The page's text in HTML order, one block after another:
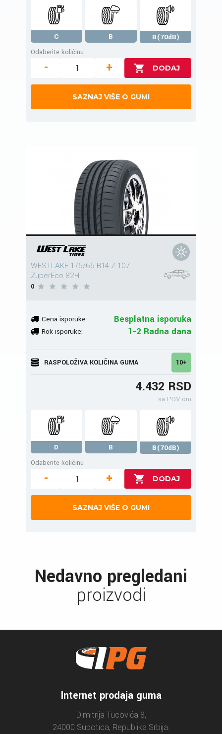
C B
B(70dB)
Odaberite količinu
- +
SAZNAJ VIŠE O GUMI
WESTLAKE 175/65 R14 Z-107
ZuperEco 82H
0
Cena isporuke: Besplatna isporuka
Rok isporuke: 1-2 Radna dana
RASPOLOŽIVA KOLIČINA GUMA 10+
4.432 RSD
sa PDV-om
D B
B(70dB)
Odaberite količinu
- +
SAZNAJ VIŠE O GUMI
Nedavno pregledani
proizvodi
Internet prodaja guma
Dimitrija Tucovića 8,
24000 Subotica, Republika Srbija.